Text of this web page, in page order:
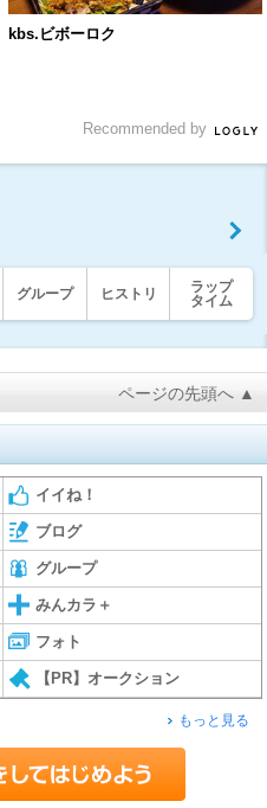
kbs.ビボーロク
Recommended by
グループ ヒストリ
ラップ
タイム
ページの先頭へ ▲
イイね！
ブログ
グループ
みんカラ＋
フォト
【PR】オークション
もっと見る